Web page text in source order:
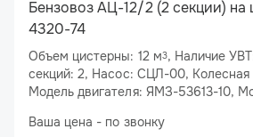
Бензовоз АЦ-12/2 (2 секции)
4320-74
Объем цистерны: 12 м3, Наличие УВТ: нет, Количество
секций: 2, Насос: СЦЛ-00, Колесная формула: 6×6,
Модель двигателя: ЯМЗ-53613-10, Мощность двигателя:
Ваша цена - по звонку